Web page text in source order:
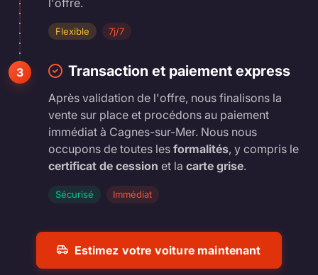
l'offre.
Flexible 7j/7
3 Transaction et paiement express
Après validation de l'offre, nous finalisons la
vente sur place et procédons au paiement
immédiat à Cagnes-sur-Mer. Nous nous
occupons de toutes les formalités, y compris le
certificat de cession et la carte grise.
Sécurisé Immédiat
Estimez votre voiture maintenant